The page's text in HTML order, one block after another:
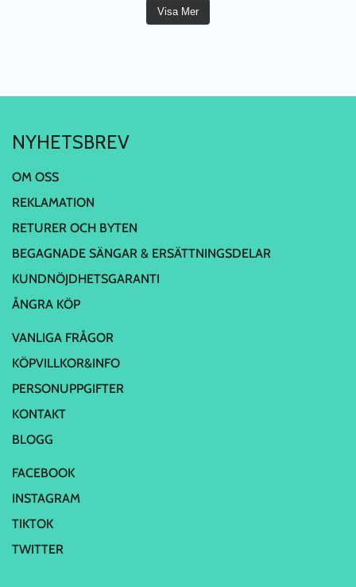
Visa Mer
NYHETSBREV
OM OSS
REKLAMATION
RETURER OCH BYTEN
BEGAGNADE SÄNGAR & ERSÄTTNINGSDELAR
KUNDNÖJDHETSGARANTI
ÅNGRA KÖP
VANLIGA FRÅGOR
KÖPVILLKOR&INFO
PERSONUPPGIFTER
KONTAKT
BLOGG
FACEBOOK
INSTAGRAM
TIKTOK
TWITTER